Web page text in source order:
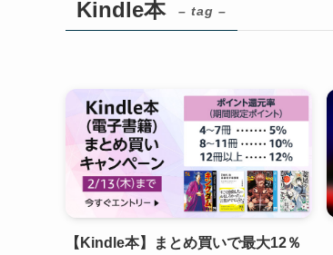
Kindle本 – tag –
【Kindle本】まとめ買いで最大12％